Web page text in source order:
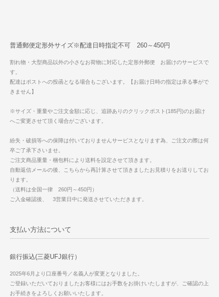
普通郵便定形外サイズ※配達日時指定不可 260～450円
割れ物・大型商品以外の小さなお荷物に対応した定形外郵便 お届けのサービスで
す。
配達はポストへの投函となる場合もございます。【お届け日時の指定は承る事がで
きません】
※サイズ・重量やご注文金額に応じ、追跡ありのクリックポスト(185円)のお届け
へご変更させて頂く場合がございます。
紛失・破損等への保障は付いておりませんサービスとなります為、ご注文の際は何
卒ご了承下さいませ。
ご注文商品重量・梱包料により送料を設定させて頂きます。
自動返信メールの後、こちらから再計算させて頂きましたお見積りをお送りしてお
ります。
（送料は全国一律 260円～450円）
ご入金確認後、 3営業日中に発送させていただきます。
支払い方法について
銀行振込(三菱UFJ銀行）
2025年6月より口座番号／名義人が変更となりました。
ご登録いただいておりましたお客様にはお手数をお掛けいたしますが、ご確認の上
お手続きをよろしくお願いいたします。